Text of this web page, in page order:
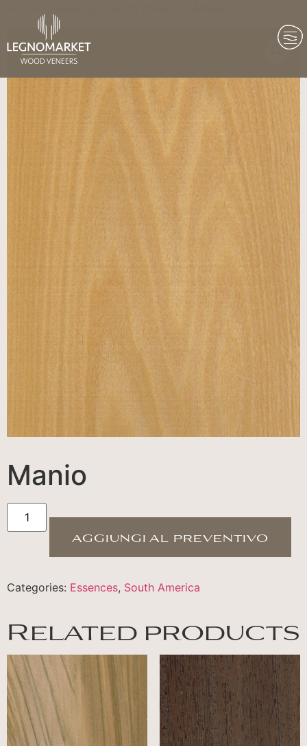
Manio
aggiungi al preventivo
Categories: Essences, South America
Related products